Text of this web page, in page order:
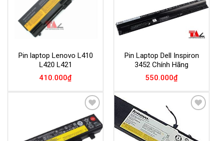
Pin laptop Lenovo L410
L420 L421
410.000₫
Pin Laptop Dell Inspiron
3452 Chính Hãng
550.000₫
Add to
Wishlist